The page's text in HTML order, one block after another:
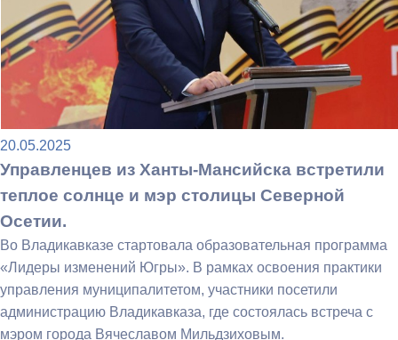
20.05.2025
Управленцев из Ханты-Мансийска встретили
теплое солнце и мэр столицы Северной
Осетии.
Во Владикавказе стартовала образовательная программа
«Лидеры изменений Югры». В рамках освоения практики
управления муниципалитетом, участники посетили
администрацию Владикавказа, где состоялась встреча с
мэром города Вячеславом Мильдзиховым.